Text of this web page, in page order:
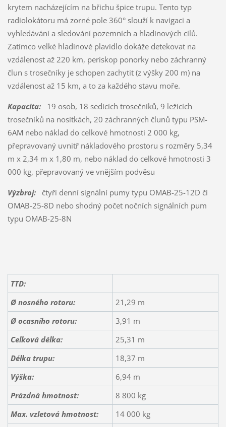
krytem nacházejícím na břichu špice trupu. Tento typ
radiolokátoru má zorné pole 360° slouží k navigaci a
vyhledávání a sledování pozemních a hladinových cílů.
Zatímco velké hladinové plavidlo dokáže detekovat na
vzdálenost až 220 km, periskop ponorky nebo záchranný
člun s trosečníky je schopen zachytit (z výšky 200 m) na
vzdálenost až 15 km, a to za každého stavu moře.
Kapacita:19 osob, 18 sedících trosečníků, 9 ležících
trosečníků na nosítkách, 20 záchranných člunů typu PSM-
6AM nebo náklad do celkové hmotnosti 2 000 kg,
přepravovaný uvnitř nákladového prostoru s rozměry 5,34
m x 2,34 m x 1,80 m, nebo náklad do celkové hmotnosti 3
000 kg, přepravovaný ve vnějším podvěsu
Výzbroj:čtyři denní signální pumy typu OMAB-25-12D či
OMAB-25-8D nebo shodný počet nočních signálních pum
typu OMAB-25-8N
TTD:
Ø nosného rotoru:
21,29 m
Ø ocasního rotoru:
3,91 m
Celková délka:
25,31 m
Délka trupu:
18,37 m
Výška:
6,94 m
Prázdná hmotnost:
8 800 kg
Max. vzletová hmotnost:
14 000 kg